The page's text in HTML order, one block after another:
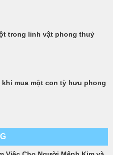
trong linh vật phong thuỷ
mua một con tỳ hưu phong